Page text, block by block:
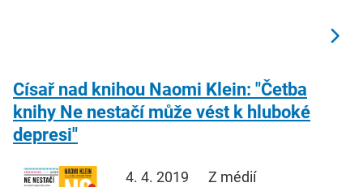
Císař nad knihou Naomi Klein: "Četba
knihy Ne nestačí může vést k hluboké
depresi"
4. 4. 2019
Z médií